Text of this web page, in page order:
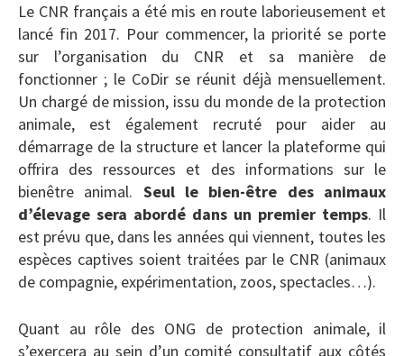
Le CNR français a été mis en route laborieusement et
lancé fin 2017. Pour commencer, la priorité se porte
sur l’organisation du CNR et sa manière de
fonctionner ; le CoDir se réunit déjà mensuellement.
Un chargé de mission, issu du monde de la protection
animale, est également recruté pour aider au
démarrage de la structure et lancer la plateforme qui
offrira des ressources et des informations sur le
bienêtre animal. Seul le bien-être des animaux
d’élevage sera abordé dans un premier temps. Il
est prévu que, dans les années qui viennent, toutes les
espèces captives soient traitées par le CNR (animaux
de compagnie, expérimentation, zoos, spectacles…).
Quant au rôle des ONG de protection animale, il
s’exercera au sein d’un comité consultatif aux côtés